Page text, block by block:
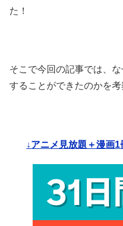
た！
そこで今回の記事では、
することができたのかを考
↓アニメ見放題＋漫画